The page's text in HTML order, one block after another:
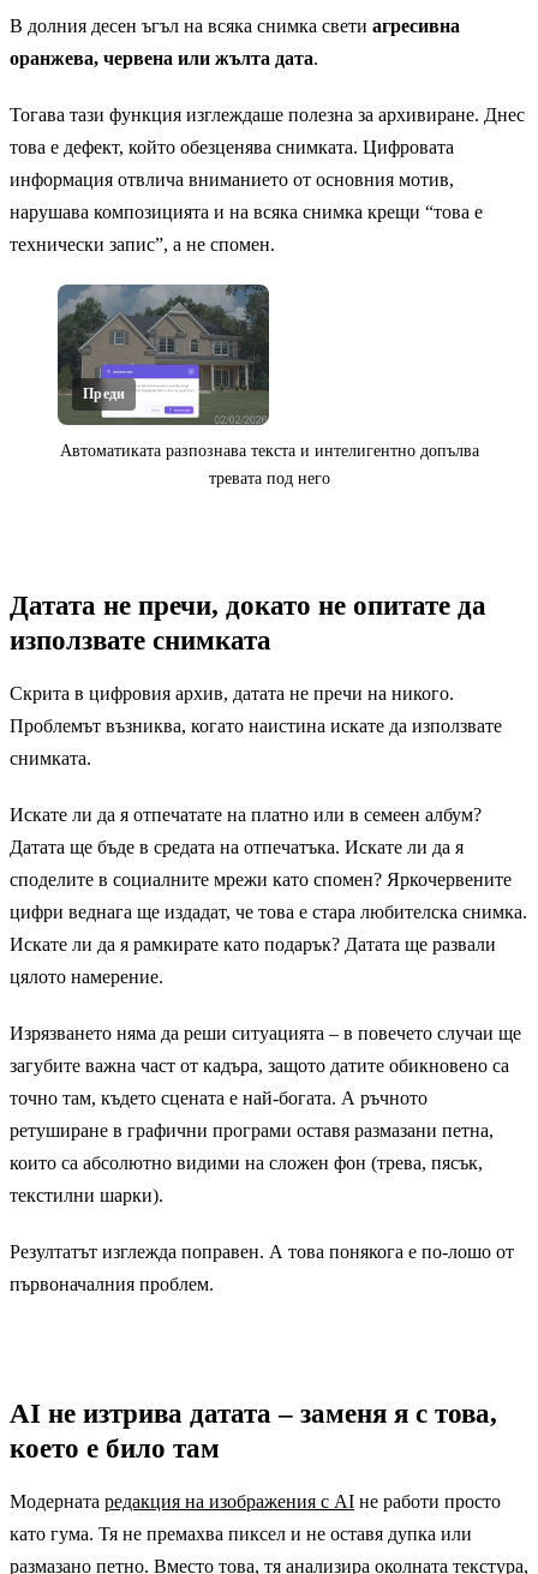
В долния десен ъгъл на всяка снимка свети агресивна
оранжева, червена или жълта дата.
Тогава тази функция изглеждаше полезна за архивиране. Днес
това е дефект, който обезценява снимката. Цифровата
информация отвлича вниманието от основния мотив,
нарушава композицията и на всяка снимка крещи “това е
технически запис”, а не спомен.
Преди
Автоматиката разпознава текста и интелигентно допълва
тревата под него
Датата не пречи, докато не опитате да
използвате снимката
Скрита в цифровия архив, датата не пречи на никого.
Проблемът възниква, когато наистина искате да използвате
снимката.
Искате ли да я отпечатате на платно или в семеен албум?
Датата ще бъде в средата на отпечатъка. Искате ли да я
споделите в социалните мрежи като спомен? Яркочервените
цифри веднага ще издадат, че това е стара любителска снимка.
Искате ли да я рамкирате като подарък? Датата ще развали
цялото намерение.
Изрязването няма да реши ситуацията – в повечето случаи ще
загубите важна част от кадъра, защото датите обикновено са
точно там, където сцената е най-богата. А ръчното
ретуширане в графични програми оставя размазани петна,
които са абсолютно видими на сложен фон (трева, пясък,
текстилни шарки).
Резултатът изглежда поправен. А това понякога е по-лошо от
първоначалния проблем.
AI не изтрива датата – заменя я с това,
което е било там
Модерната редакция на изображения с AI не работи просто
като гума. Тя не премахва пиксел и не оставя дупка или
размазано петно. Вместо това, тя анализира околната текстура,